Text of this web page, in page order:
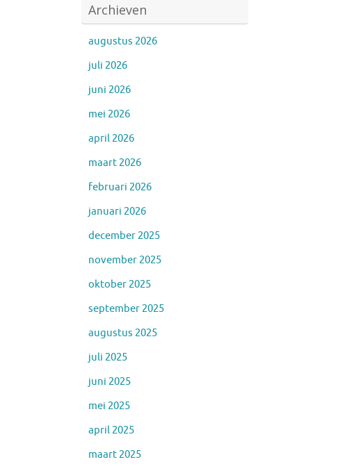
Archieven
augustus 2026
juli 2026
juni 2026
mei 2026
april 2026
maart 2026
februari 2026
januari 2026
december 2025
november 2025
oktober 2025
september 2025
augustus 2025
juli 2025
juni 2025
mei 2025
april 2025
maart 2025